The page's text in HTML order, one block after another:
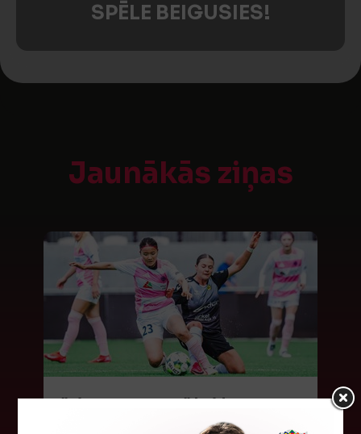
SPĒLE BEIGUSIES!
Jaunākās ziņas
"Riga FC Women" beidz
vēsturisko eirokausu sezonu